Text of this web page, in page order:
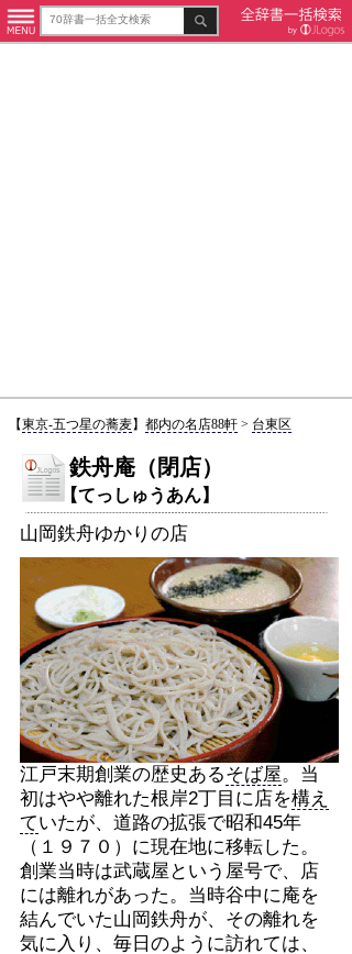
【東京-五つ星の蕎麦】 都内の名店88軒> 台東区
鉄舟庵（閉店）
【てっしゅうあん】
山岡鉄舟ゆかりの店
江戸末期創業の歴史あるそば屋。当
初はやや離れた根岸2丁目に店を構え
ていたが、道路の拡張で昭和45年
（１９７０）に現在地に移転した。
創業当時は武蔵屋という屋号で、店
には離れがあった。当時谷中に庵を
結んでいた山岡鉄舟が、その離れを
気に入り、毎日のように訪れては、